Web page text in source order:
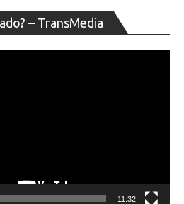
– TransMedia
de
11:32